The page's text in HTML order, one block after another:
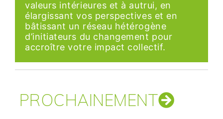
valeurs intérieures et à autrui, en
élargissant vos perspectives et en
bâtissant un réseau hétérogène
d’initiateurs du changement pour
accroître votre impact collectif.
PROCHAINEMENT